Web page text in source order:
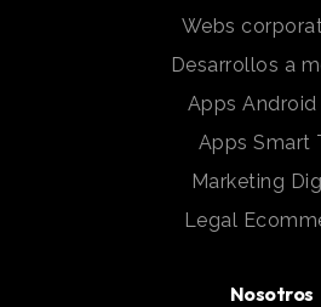
Webs
Desarrollos a
Apps Android
Apps Smart
Marketing
Legal
Nosotros